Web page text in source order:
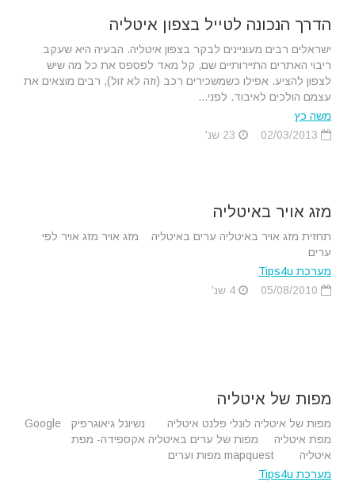
הדרך הנכונה לטייל בצפון איטליה
ישראלים רבים מעוניינים לבקר בצפון איטליה. הבעיה היא שעקב
ריבוי האתרים התיירותיים שם, קל מאד לפספס את כל מה שיש
לצפון להציע. אפילו כשמשכירים רכב (וזה לא זול), רבים מוצאים את
עצמם הולכים לאיבוד. לפני...
משה כץ
מזג אויר באיטליה
תחזית מזג אויר באיטליה ערים באיטליה מזג אויר מזג אויר לפי
ערים
מערכת Tips4u
מפות של איטליה
מפות של איטליה לונלי פלנט איטליה נשיונל גיאוגרפיק Google
מפת איטליה מפות של ערים באיטליה אקספידה- מפת
איטליה mapquest מפות וערים
מערכת Tips4u